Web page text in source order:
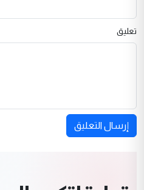
تعليق
إرسال التعليق